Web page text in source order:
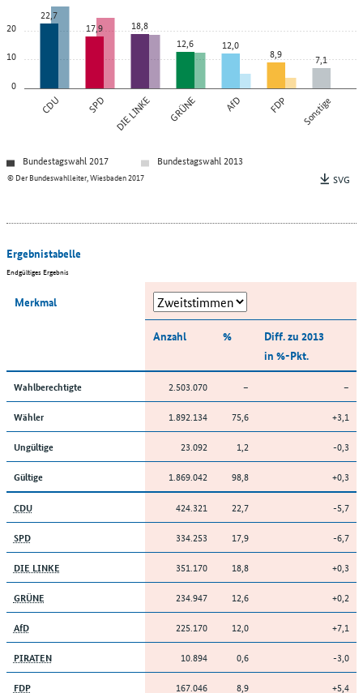
0
10
20
CDU SPD DIE LINKE GRÜNE AfD FDP Sonstige
22,7
17,9
18,8
12,6
12,0
8,9 7,1
© Der Bundeswahlleiter, Wiesbaden 2017
Bundestagswahl 2017
Bundestagswahl 2013
SVG
Ergebnistabelle
Endgültiges Ergebnis
Merkmal
Anzahl %
Diff. zu 2013
in %-Pkt.
Wahlberechtigte 2.503.070 – –
Wähler 1.892.134 75,6 +3,1
Ungültige 23.092 1,2 -0,3
Gültige 1.869.042 98,8 +0,3
CDU 424.321 22,7 -5,7
SPD 334.253 17,9 -6,7
DIE LINKE 351.170 18,8 +0,3
GRÜNE 234.947 12,6 +0,2
AfD 225.170 12,0 +7,1
PIRATEN 10.894 0,6 -3,0
FDP 167.046 8,9 +5,4